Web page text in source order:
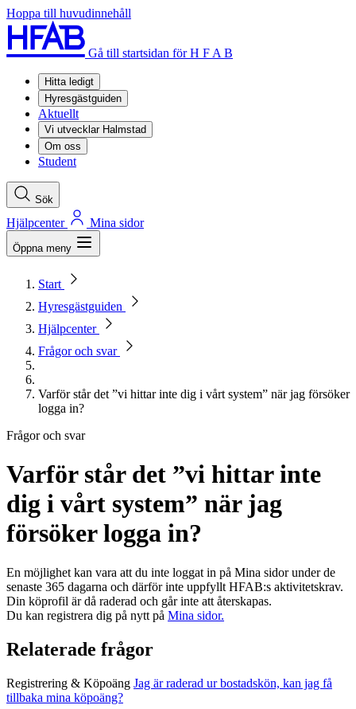
Hoppa till huvudinnehåll
Gå till startsidan för H F A B
Hitta ledigt
Hyresgästguiden
Aktuellt
Vi utvecklar Halmstad
Om oss
Student
Sök
Hjälpcenter Mina sidor
Öppna meny
Start
Hyresgästguiden
Hjälpcenter
Frågor och svar
Varför står det ”vi hittar inte dig i vårt system” när jag försöker
logga in?
Frågor och svar
Varför står det ”vi hittar inte
dig i vårt system” när jag
försöker logga in?
En möjlighet kan vara att du inte loggat in på Mina sidor under de
senaste 365 dagarna och därför inte uppfyllt HFAB:s aktivitetskrav.
Din köprofil är då raderad och går inte att återskapas.
Du kan registrera dig på nytt på Mina sidor.
Relaterade frågor
Registrering & Köpoäng Jag är raderad ur bostadskön, kan jag få
tillbaka mina köpoäng?